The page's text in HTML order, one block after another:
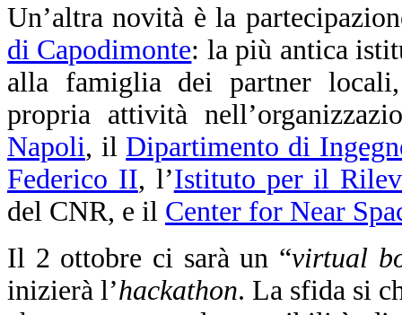
Un’altra novità è la
di Capodimonte: la più antica
alla famiglia dei partner locali,
propria attività
Napoli, il Dipartimento di
Federico II, l’Istituto per il
del CNR, e il Center for Near
Il 2 ottobre ci sarà un “virtual
inizierà l’hackathon. La sfida si